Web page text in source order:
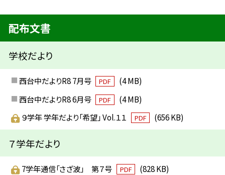
配布文書
学校だより
西台中だよりR8 7月号 PDF
(4 MB)
西台中だよりR8 6月号
PDF
(4 MB)
９学年 学年だより「希望」 Vol.１１
PDF (656 KB)
７学年だより
7学年通信「さざ波」 第７号 PDF
(828 KB)